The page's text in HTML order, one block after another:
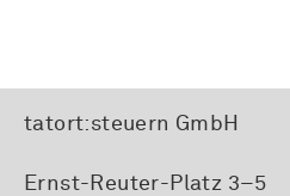
tatort:steuern GmbH
Ernst-Reuter-Platz 3–5